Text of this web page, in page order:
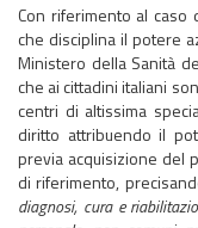
Con riferimento al
che disciplina il potere
Ministero della Sanità
che ai cittadini italiani
centri di altissima
diritto attribuendo il
previa acquisizione del
di riferimento,
diagnosi, cura e